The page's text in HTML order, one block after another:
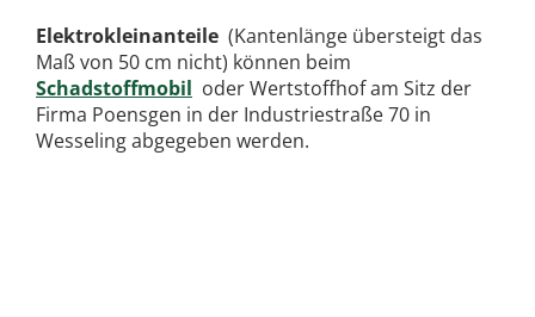
Elektrokleinanteile (Kantenlänge übersteigt das
Maß von 50 cm nicht) können beim
Schadstoffmobil oder Wertstoffhof am Sitz der
Firma Poensgen in der Industriestraße 70 in
Wesseling abgegeben werden.